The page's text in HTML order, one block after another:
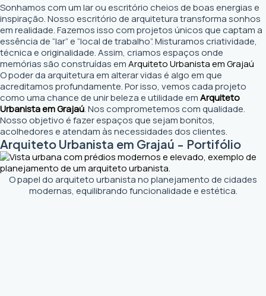
Sonhamos com um lar ou escritório cheios de boas energias e
inspiração. Nosso escritório de arquitetura transforma sonhos
em realidade. Fazemos isso com projetos únicos que captam a
essência de “lar” e “local de trabalho”. Misturamos criatividade,
técnica e originalidade. Assim, criamos espaços onde
memórias são construídas emArquiteto Urbanista em Grajaú
O poder da arquitetura em alterar vidas é algo em que
acreditamos profundamente. Por isso, vemos cada projeto
como uma chance de unir beleza e utilidade emArquiteto
Urbanista em Grajaú. Nos comprometemos com qualidade.
Nosso objetivo é fazer espaços que sejam bonitos,
acolhedores e atendam às necessidades dos clientes.
Arquiteto Urbanista em Grajaú - Portifólio
O papel do arquiteto urbanista no planejamento de cidades
modernas, equilibrando funcionalidade e estética.